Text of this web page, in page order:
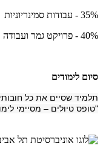
35% - עבודות סמינריוניות
40% - פרויקט גמר ועבודה עיונית נלווית
סיום לימודים
תלמיד שסיים את כל
"טופס טיולים – מסיימי